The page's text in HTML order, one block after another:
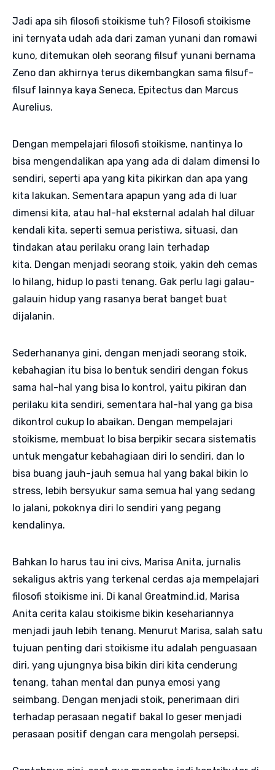
Jadi apa sih filosofi stoikisme tuh? Filosofi stoikisme
ini ternyata udah ada dari zaman yunani dan romawi
kuno, ditemukan oleh seorang filsuf yunani bernama
Zeno dan akhirnya terus dikembangkan sama filsuf-
filsuf lainnya kaya Seneca, Epitectus dan Marcus
Aurelius.
Dengan mempelajari filosofi stoikisme, nantinya lo
bisa mengendalikan apa yang ada di dalam dimensi lo
sendiri, seperti apa yang kita pikirkan dan apa yang
kita lakukan. Sementara apapun yang ada di luar
dimensi kita, atau hal-hal eksternal adalah hal diluar
kendali kita, seperti semua peristiwa, situasi, dan
tindakan atau perilaku orang lain terhadap
kita. Dengan menjadi seorang stoik, yakin deh cemas
lo hilang, hidup lo pasti tenang. Gak perlu lagi galau-
galauin hidup yang rasanya berat banget buat
dijalanin.
Sederhananya gini, dengan menjadi seorang stoik,
kebahagian itu bisa lo bentuk sendiri dengan fokus
sama hal-hal yang bisa lo kontrol, yaitu pikiran dan
perilaku kita sendiri, sementara hal-hal yang ga bisa
dikontrol cukup lo abaikan. Dengan mempelajari
stoikisme, membuat lo bisa berpikir secara sistematis
untuk mengatur kebahagiaan diri lo sendiri, dan lo
bisa buang jauh-jauh semua hal yang bakal bikin lo
stress, lebih bersyukur sama semua hal yang sedang
lo jalani, pokoknya diri lo sendiri yang pegang
kendalinya.
Bahkan lo harus tau ini civs, Marisa Anita, jurnalis
sekaligus aktris yang terkenal cerdas aja mempelajari
filosofi stoikisme ini. Di kanal Greatmind.id, Marisa
Anita cerita kalau stoikisme bikin kesehariannya
menjadi jauh lebih tenang. Menurut Marisa, salah satu
tujuan penting dari stoikisme itu adalah penguasaan
diri, yang ujungnya bisa bikin diri kita cenderung
tenang, tahan mental dan punya emosi yang
seimbang. Dengan menjadi stoik, penerimaan diri
terhadap perasaan negatif bakal lo geser menjadi
perasaan positif dengan cara mengolah persepsi.